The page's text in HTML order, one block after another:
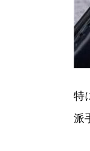
特
派